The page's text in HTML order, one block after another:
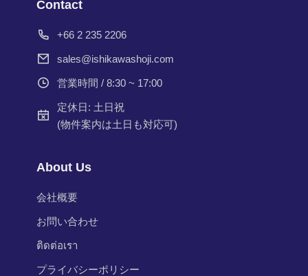
Contact
+66 2 235 2206
sales@ishikawashoji.com
営業時間 / 8:30 ~ 17:00
定休日: 土日祝
(物件案内は土日も対応可)
About Us
会社概要
お問い合わせ
ติดต่อเรา
プライバシーポリシー